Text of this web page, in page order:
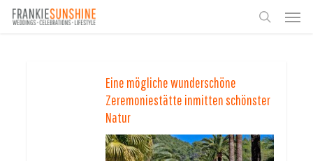
Skip
Eine mögliche wunderschöne
Zeremoniestätte inmitten schönster
Natur